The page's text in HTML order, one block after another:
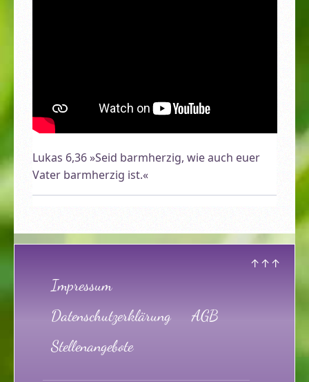
↑↑↑
Impressum
Datenschutzerklärung
AGB
Stellenangebote
Lukas 6,36 »Seid barmherzig, wie auch euer
Vater barmherzig ist.«